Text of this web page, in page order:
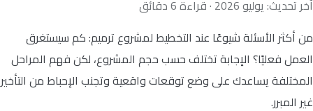
آخر تحديث: يوليو 2026 · قراءة 6 دقائق
من أكثر الأسئلة شيوعًا عند التخطيط لمشروع ترميم: كم سيستغرق
العمل فعليًا؟ الإجابة تختلف حسب حجم المشروع، لكن فهم المراحل
المختلفة يساعدك على وضع توقعات واقعية وتجنب الإحباط من التأخير
غير المبرر.